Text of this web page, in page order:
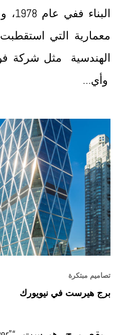
معمارية التي
الهندسية مثل شركة
وأي…
تصاميم مبتكرة
برج هيرست في نيويورك